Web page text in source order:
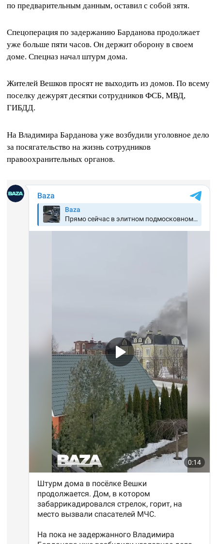
по предварительным данным, оставил с собой зятя.
Спецоперация по задержанию Барданова продолжает
уже больше пяти часов. Он держит оборону в своем
доме. Спецназ начал штурм дома.
Жителей Вешков просят не выходить из домов. По всему
поселку дежурят десятки сотрудников ФСБ, МВД,
ГИБДД.
На Владимира Барданова уже возбудили уголовное дело
за посягательство на жизнь сотрудников
правоохранительных органов.